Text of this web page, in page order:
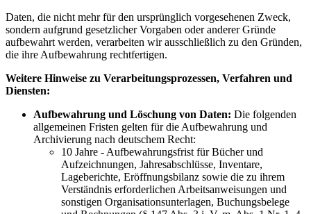
Daten, die nicht mehr für den ursprünglich vorgesehenen Zweck,
sondern aufgrund gesetzlicher Vorgaben oder anderer Gründe
aufbewahrt werden, verarbeiten wir ausschließlich zu den Gründen,
die ihre Aufbewahrung rechtfertigen.
Weitere Hinweise zu Verarbeitungsprozessen, Verfahren und
Diensten:
Aufbewahrung und Löschung von Daten: Die folgenden
allgemeinen Fristen gelten für die Aufbewahrung und
Archivierung nach deutschem Recht:
10 Jahre - Aufbewahrungsfrist für Bücher und
Aufzeichnungen, Jahresabschlüsse, Inventare,
Lageberichte, Eröffnungsbilanz sowie die zu ihrem
Verständnis erforderlichen Arbeitsanweisungen und
sonstigen Organisationsunterlagen, Buchungsbelege